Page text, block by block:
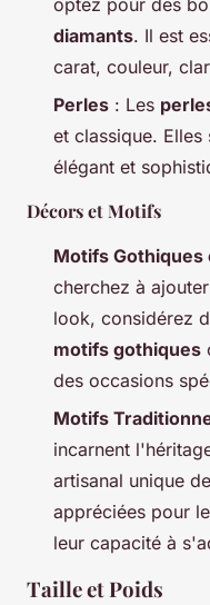
diamants. Il est
carat, couleur,
Perles : Les
et classique.
élégant et
Décors et Motifs
Motifs Gothiques
cherchez à
look, considérez
motifs gothiques
des occasions
Motifs
incarnent
artisanal unique
appréciées pour
leur capacité à
Taille et Poids